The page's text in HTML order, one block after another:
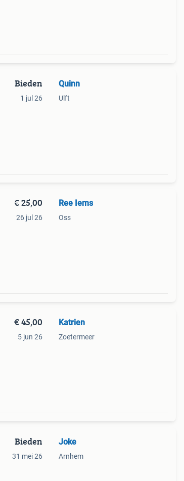
Bieden
1 jul 26
Quinn
Ulft
€ 25,00
26 jul 26
Ree Iems
Oss
€ 45,00
5 jun 26
Katrien
Zoetermeer
Bieden
31 mei 26
Joke
Arnhem